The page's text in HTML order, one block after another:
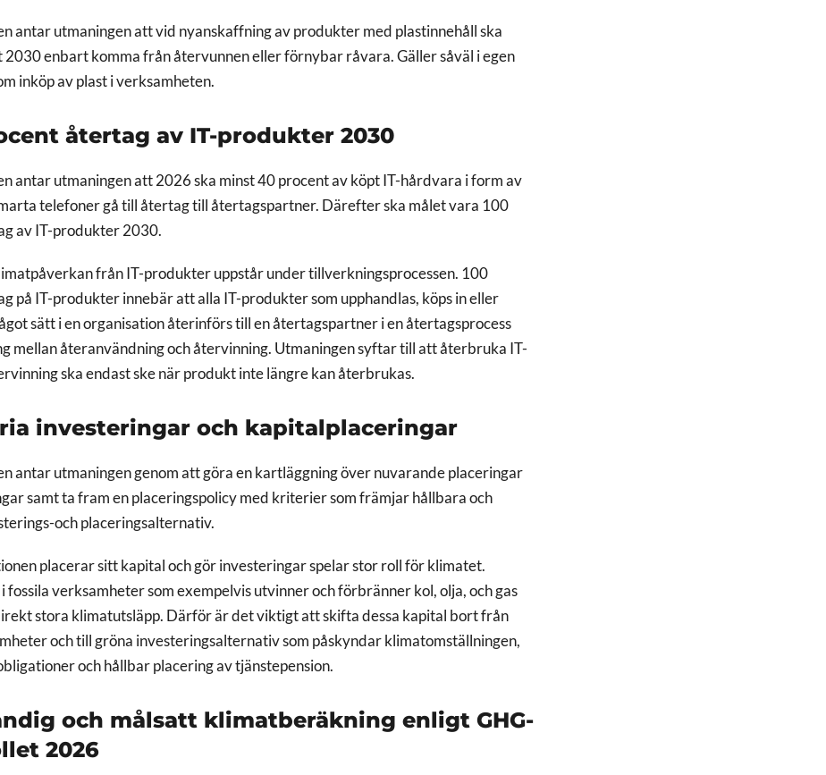
antar utmaningen att vid nyanskaffning av produkter med plastinnehåll ska
2030 enbart komma från återvunnen eller förnybar råvara. Gäller såväl i egen
inköp av plast i verksamheten.
återtag av IT-produkter 2030
antar utmaningen att 2026 ska minst 40 procent av köpt IT-hårdvara i form av
telefoner gå till återtag till återtagspartner. Därefter ska målet vara 100
av IT-produkter 2030.
från IT-produkter uppstår under tillverkningsprocessen. 100
på IT-produkter innebär att alla IT-produkter som upphandlas, köps in eller
sätt i en organisation återinförs till en återtagspartner i en återtagsprocess
mellan återanvändning och återvinning. Utmaningen syftar till att återbruka IT-
ska endast ske när produkt inte längre kan återbrukas.
investeringar och kapitalplaceringar
antar utmaningen genom att göra en kartläggning över nuvarande placeringar
samt ta fram en placeringspolicy med kriterier som främjar hållbara och
och placeringsalternativ.
placerar sitt kapital och gör investeringar spelar stor roll för klimatet.
fossila verksamheter som exempelvis utvinner och förbränner kol, olja, och gas
stora klimatutsläpp. Därför är det viktigt att skifta dessa kapital bort från
och till gröna investeringsalternativ som påskyndar klimatomställningen,
och hållbar placering av tjänstepension.
och målsatt klimatberäkning enligt GHG-
2026